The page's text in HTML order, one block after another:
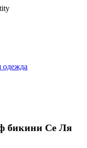
одежда
бикини Се Ля